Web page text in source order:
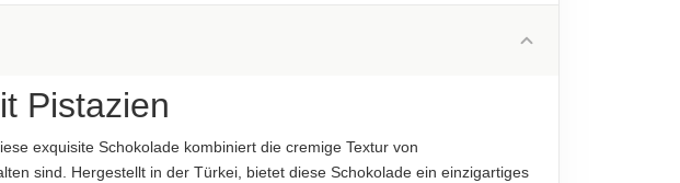
18,00 g
9,00 g
Pistazien
exquisite Schokolade kombiniert die cremige Textur von
sind. Hergestellt in der Türkei, bietet diese Schokolade ein einzigartiges